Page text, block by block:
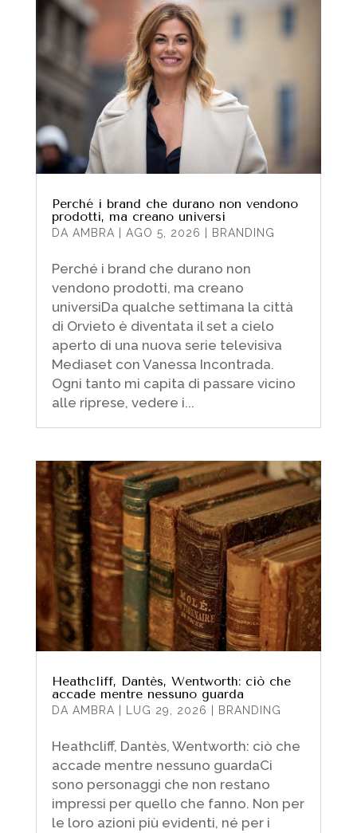
Perché i brand che durano non vendono
prodotti, ma creano universi
DA AMBRA AGO 5, 2026 BRANDING
Perché i brand che durano non
vendono prodotti, ma creano
universiDa qualche settimana la città
di Orvieto è diventata il set a cielo
aperto di una nuova serie televisiva
Mediaset con Vanessa Incontrada.
Ogni tanto mi capita di passare vicino
alle riprese, vedere i...
Heathcliff, Dantès, Wentworth: ciò che
accade mentre nessuno guarda
DA AMBRA LUG 29, 2026 BRANDING
Heathcliff, Dantès, Wentworth: ciò che
accade mentre nessuno guardaCi
sono personaggi che non restano
impressi per quello che fanno. Non per
le loro azioni più evidenti, né per i